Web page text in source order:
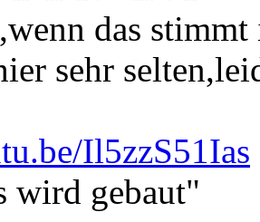
das
sehr
Il5zzS51Ias
wird gebaut"